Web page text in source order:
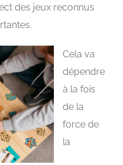
des jeux reconnus
Cela va
dépendre
à la fois
de la
force de
la